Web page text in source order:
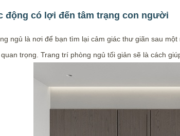
động có lợi đến tâm trạng con người
ngủ là nơi để bạn tìm lại cảm giác thư giãn sau
quan trọng. Trang trí phòng ngủ tối giản sẽ là cách